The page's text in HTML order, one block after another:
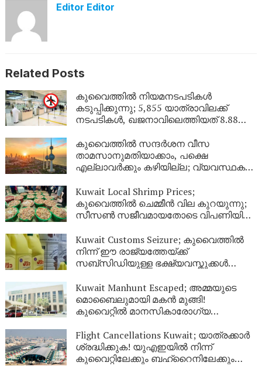
Editor Editor
Related Posts
കുവൈത്തിൽ നിയമനടപടികൾ
കടുപ്പിക്കുന്നു; 5,855 യാത്രാവിലക്ക്
നടപടികൾ, ഖജനാവിലെത്തിയത് 8.88
കുവൈത്തിൽ സന്ദർശന വീസ
താമസാനുമതിയാക്കാം, പക്ഷെ
എല്ലാവർക്കും കഴിയില്ല; വ്യവസ്ഥകൾ
Kuwait Local Shrimp Prices;
കുവൈത്തിൽ ചെമ്മീൻ വില കുറയുന്നു;
സീസൺ സജീവമായതോടെ വിപണിയിൽ
Kuwait Customs Seizure; കുവൈത്തിൽ
നിന്ന് ഈ രാജ്യത്തേയ്ക്ക്
സബ്സിഡിയുള്ള ഭക്ഷ്യവസ്തുക്കൾ
Kuwait Manhunt Escaped; അമ്മയുടെ
മൊബൈലുമായി മകൻ മുങ്ങി!
കുവൈറ്റിൽ മാനസികാരോഗ്യ
യുവാവിനായി പോലീസ് തിരച്ചിൽ
Flight Cancellations Kuwait; യാത്രക്കാർ
ശ്രദ്ധിക്കുക! യുഎഇയിൽ നിന്ന്
കുവൈറ്റിലേക്കും ബഹ്‌റൈനിലേക്കും